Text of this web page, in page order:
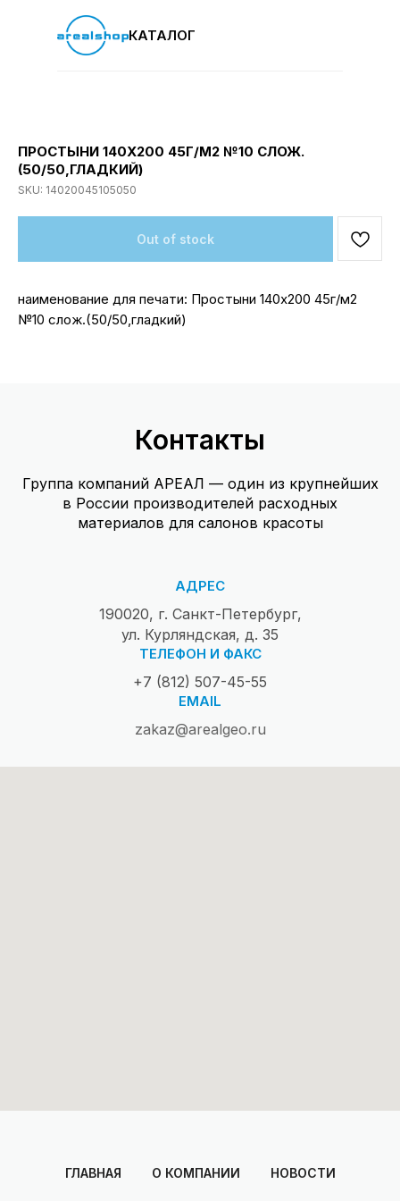
КАТАЛОГ
ПРОСТЫНИ 140Х200 45Г/М2 №10 СЛОЖ.
(50/50,ГЛАДКИЙ)
SKU: 14020045105050
Out of stock
наименование для печати: Простыни 140х200 45г/м2
№10 слож.(50/50,гладкий)
Контакты
Группа компаний АРЕАЛ — один из крупнейших
в России производителей расходных
материалов для салонов красоты
АДРЕС
190020, г. Санкт-Петербург,
ул. Курляндская, д. 35
ТЕЛЕФОН И ФАКС
+7 (812) 507-45-55
EMAIL
zakaz@arealgeo.ru
ГЛАВНАЯ О КОМПАНИИ НОВОСТИ